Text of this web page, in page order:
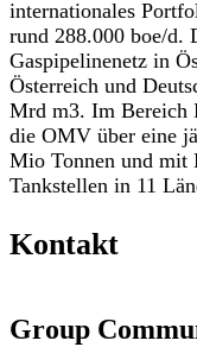
internationales
rund 288.000 boe/d.
Gaspipelinenetz in
Österreich und
Mrd m3. Im Bereich
die OMV über eine
Mio Tonnen und mit
Tankstellen in 11
Kontakt
Group